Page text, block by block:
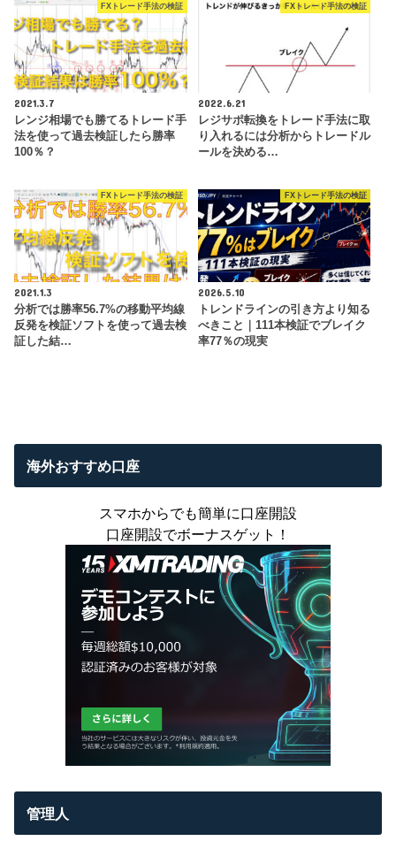
FXトレード手法の検証
2021.3.7
レンジ相場でも勝てるトレード手
法を使って過去検証したら勝率
100％？
FXトレード手法の検証
2022.6.21
レジサポ転換をトレード手法に取
り入れるには分析からトレードル
ールを決める…
FXトレード手法の検証
2021.1.3
分析では勝率56.7%の移動平均線
反発を検証ソフトを使って過去検
証した結…
FXトレード手法の検証
2026.5.10
トレンドラインの引き方より知る
べきこと｜111本検証でブレイク
率77％の現実
海外おすすめ口座
スマホからでも簡単に口座開設
口座開設でボーナスゲット！
管理人